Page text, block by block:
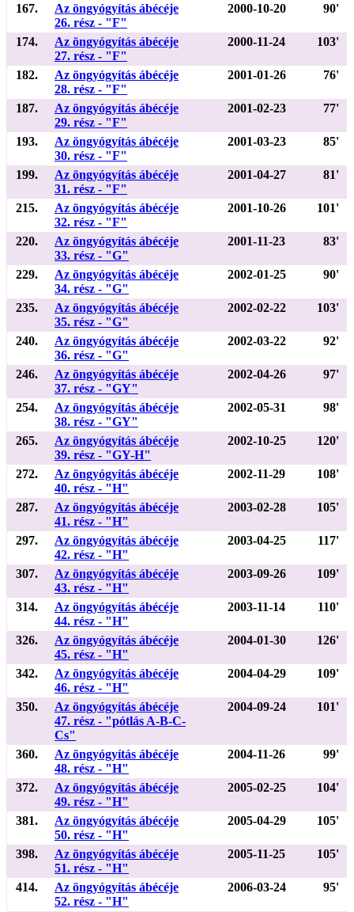
167.
Az öngyógyítás ábécéje
26. rész - "F"
2000-10-20 90'
174.
Az öngyógyítás ábécéje
27. rész - "F"
2000-11-24 103'
182.
Az öngyógyítás ábécéje
28. rész - "F"
2001-01-26 76'
187.
Az öngyógyítás ábécéje
29. rész - "F"
2001-02-23 77'
193.
Az öngyógyítás ábécéje
30. rész - "F"
2001-03-23 85'
199.
Az öngyógyítás ábécéje
31. rész - "F"
2001-04-27 81'
215.
Az öngyógyítás ábécéje
32. rész - "F"
2001-10-26 101'
220.
Az öngyógyítás ábécéje
33. rész - "G"
2001-11-23 83'
229.
Az öngyógyítás ábécéje
34. rész - "G"
2002-01-25 90'
235.
Az öngyógyítás ábécéje
35. rész - "G"
2002-02-22 103'
240.
Az öngyógyítás ábécéje
36. rész - "G"
2002-03-22 92'
246.
Az öngyógyítás ábécéje
37. rész - "GY"
2002-04-26 97'
254.
Az öngyógyítás ábécéje
38. rész - "GY"
2002-05-31 98'
265.
Az öngyógyítás ábécéje
39. rész - "GY-H"
2002-10-25 120'
272.
Az öngyógyítás ábécéje
40. rész - "H"
2002-11-29 108'
287.
Az öngyógyítás ábécéje
41. rész - "H"
2003-02-28 105'
297.
Az öngyógyítás ábécéje
42. rész - "H"
2003-04-25 117'
307.
Az öngyógyítás ábécéje
43. rész - "H"
2003-09-26 109'
314.
Az öngyógyítás ábécéje
44. rész - "H"
2003-11-14 110'
326.
Az öngyógyítás ábécéje
45. rész - "H"
2004-01-30 126'
342.
Az öngyógyítás ábécéje
46. rész - "H"
2004-04-29 109'
350.
Az öngyógyítás ábécéje
47. rész - "pótlás A-B-C-
Cs"
2004-09-24 101'
360.
Az öngyógyítás ábécéje
48. rész - "H"
2004-11-26 99'
372.
Az öngyógyítás ábécéje
49. rész - "H"
2005-02-25 104'
381.
Az öngyógyítás ábécéje
50. rész - "H"
2005-04-29 105'
398.
Az öngyógyítás ábécéje
51. rész - "H"
2005-11-25 105'
414.
Az öngyógyítás ábécéje
52. rész - "H"
2006-03-24 95'